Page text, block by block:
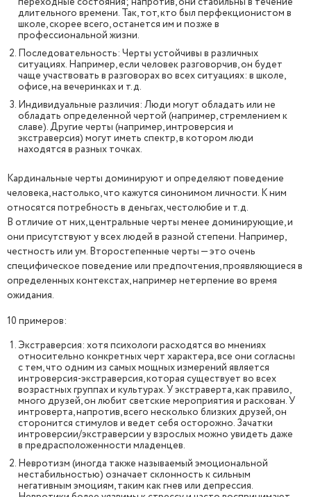
длительного времени. Так, тот, кто был перфекционистом в
школе, скорее всего, останется им и позже в
профессиональной жизни.
Последовательность: Черты устойчивы в различных
ситуациях. Например, если человек разговорчив, он будет
чаще участвовать в разговорах во всех ситуациях: в школе,
офисе, на вечеринках и т.д.
Индивидуальные различия: Люди могут обладать или не
обладать определенной чертой (например, стремлением к
славе). Другие черты (например, интроверсия и
экстраверсия) могут иметь спектр, в котором люди
находятся в разных точках.
Кардинальные черты доминируют и определяют поведение
человека, настолько, что кажутся синонимом личности. К ним
относятся потребность в деньгах, честолюбие и т.д.
В отличие от них, центральные черты менее доминирующие, и
они присутствуют у всех людей в разной степени. Например,
честность или ум. Второстепенные черты — это очень
специфическое поведение или предпочтения, проявляющиеся в
определенных контекстах, например нетерпение во время
ожидания.
10 примеров:
Экстраверсия: хотя психологи расходятся во мнениях
относительно конкретных черт характера, все они согласны
с тем, что одним из самых мощных измерений является
интроверсия-экстраверсия, которая существует во всех
возрастных группах и культурах. У экстраверта, как правило,
много друзей, он любит светские мероприятия и раскован. У
интроверта, напротив, всего несколько близких друзей, он
сторонится стимулов и ведет себя осторожно. Зачатки
интроверсии/экстраверсии у взрослых можно увидеть даже
в предрасположенности младенцев.
Невротизм (иногда также называемый эмоциональной
нестабильностью) означает склонность к сильным
негативным эмоциям, таким как гнев или депрессия.